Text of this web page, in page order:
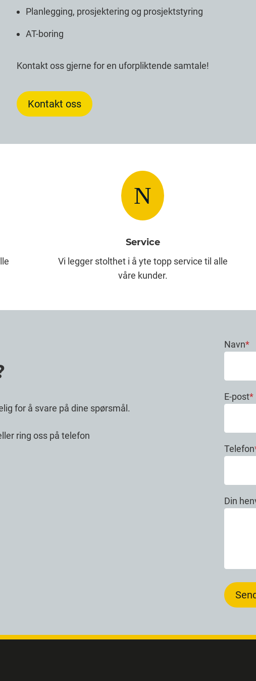
Planlegging, prosjektering og prosjektstyring
AT-boring
Kontakt oss gjerne for en uforpliktende samtale!
Kontakt oss
N
Service
Vi legger stolthet i å yte topp service til alle
våre kunder.
for å svare på dine spørsmål.
ring oss på telefon
Navn*
E-post*
Telefon
Din